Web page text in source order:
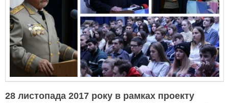
28 листопада 2017 року в рамках проекту